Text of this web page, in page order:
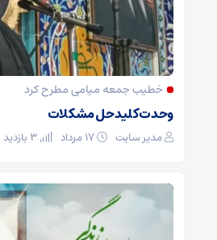
خطیب جمعه میامی مطرح کرد
وحدت کلید حل مشکلات
مدیر سایت